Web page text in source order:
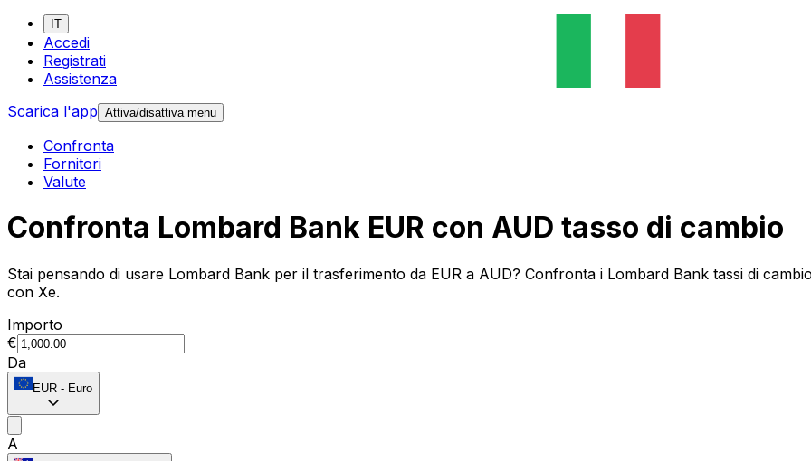
IT
Accedi
Registrati
Assistenza
Scarica l'app Attiva/disattiva menu
Confronta
Fornitori
Valute
Confronta Lombard Bank EUR con AUD tasso di cambio
Stai pensando di usare Lombard Bank per il trasferimento da EUR a AUD? Confronta i Lombard Bank tassi di
con Xe.
Importo
€
Da
EUR - Euro
A